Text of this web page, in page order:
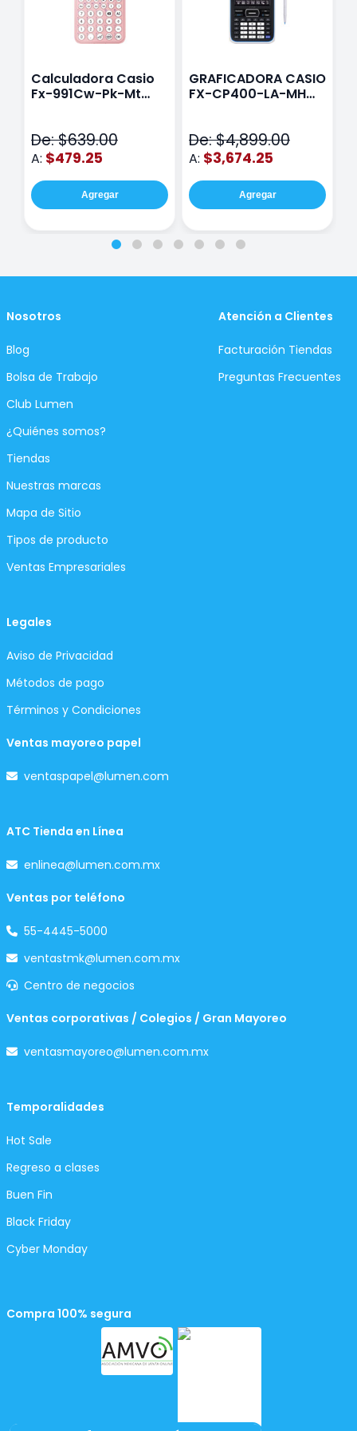
Calculadora Casio
Fx-991Cw-Pk-Mt
De: $639.00
A: $479.25
Agregar
GRAFICADORA CASIO
FX-CP400-LA-MH
De: $4,899.00
A: $3,674.25
Agregar
Nosotros
Blog
Bolsa de Trabajo
Club Lumen
¿Quiénes somos?
Tiendas
Nuestras marcas
Mapa de Sitio
Tipos de producto
Ventas Empresariales
Atención a Clientes
Facturación Tiendas
Preguntas Frecuentes
Legales
Aviso de Privacidad
Métodos de pago
Términos y Condiciones
Ventas mayoreo papel
ventaspapel@lumen.com
ATC Tienda en Línea
enlinea@lumen.com.mx
Ventas por teléfono
55-4445-5000
ventastmk@lumen.com.mx
Centro de negocios
Ventas corporativas / Colegios / Gran Mayoreo
ventasmayoreo@lumen.com.mx
Temporalidades
Hot Sale
Regreso a clases
Buen Fin
Black Friday
Cyber Monday
Compra 100% segura